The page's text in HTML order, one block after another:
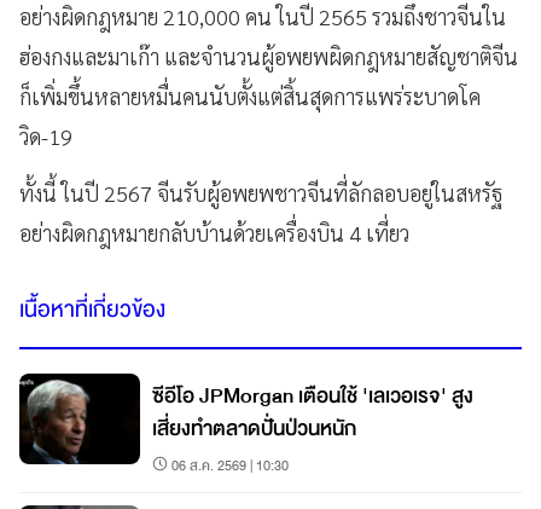
อย่างผิดกฎหมาย 210,000 คน ในปี 2565 รวมถึงชาวจีนใน
ฮ่องกงและมาเก๊า และจำนวนผู้อพยพผิดกฎหมายสัญชาติจีน
ก็เพิ่มขึ้นหลายหมื่นคนนับตั้งแต่สิ้นสุดการแพร่ระบาดโค
วิด-19
ทั้งนี้ ในปี 2567 จีนรับผู้อพยพชาวจีนที่ลักลอบอยู่ในสหรัฐ
อย่างผิดกฎหมายกลับบ้านด้วยเครื่องบิน 4 เที่ยว
เนื้อหาที่เกี่ยวข้อง
ซีอีโอ JPMorgan เตือนใช้ 'เลเวอเรจ' สูง
เสี่ยงทำตลาดปั่นป่วนหนัก
06 ส.ค. 2569 | 10:30